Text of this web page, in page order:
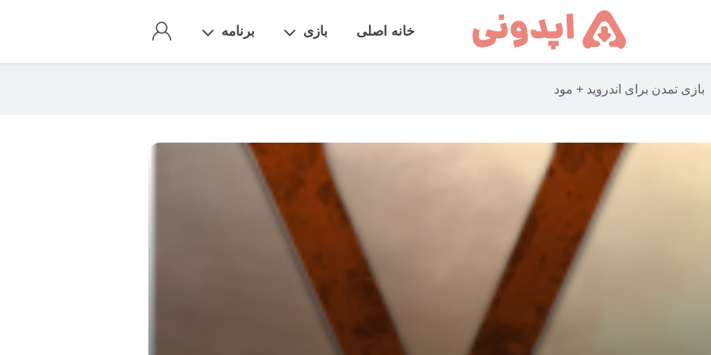
خانه اصلی بازی برنامه
بازی تمدن برای اندروید + مود